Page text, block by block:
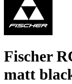
Fischer
matt